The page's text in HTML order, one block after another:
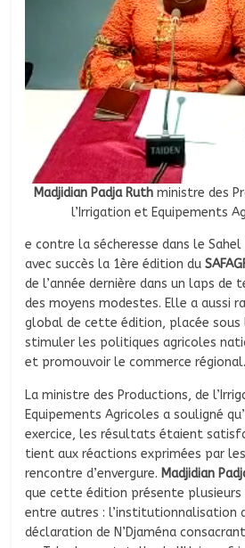
Madjidian Padja Ruthministre des
l’Irrigation et Equipements
e contre la sécheresse dans le Sahel
avec succès la 1ère édition du
de l’année dernière dans un laps
des moyens modestes. Elle a aussi
global de cette édition, placée sous
stimuler les politiques agricoles
et promouvoir le commerce régional.
La ministre des Productions, de
Equipements Agricoles a souligné
exercice, les résultats étaient
tient aux réactions exprimées par
rencontre d’envergure. Madjidian
que cette édition présente
entre autres : l’institutionnalisation
déclaration de N’Djaména